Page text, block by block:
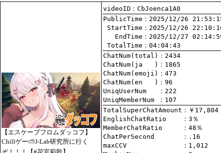
【エスケープフロムダッコフ】
Chillゲー⛅J-Lab研究所に行く
ぞ！！！【#花宮莉歌】
videoID：CbJoenca1A0
PublicTime
StartTime
   EndTime
TotalTime ：04:04:43
ChatNum(total)
ChatNum(ja   )
ChatNum(emoji)
ChatNum(en   )
UniqUserNum
：222
UniqMemberNum
：107
TotalSuperChatAmount
EnglishChatRatio
MemberChatRatio
ChatPerSecond
maxCCV
：1,012